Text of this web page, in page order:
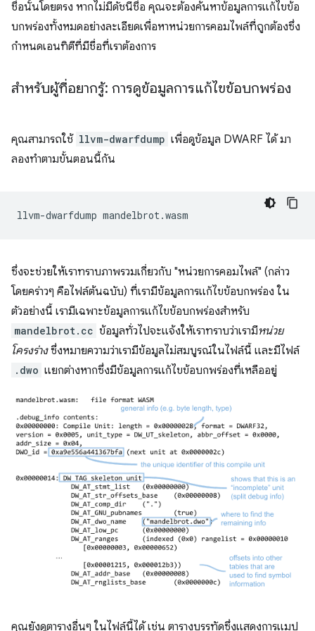
ชื่อนั้นโดยตรง หากไม่มีดัชนีชื่อ คุณจะต้องค้นหาข้อมูลการแก้ไขข้อ
บกพร่องทั้งหมดอย่างละเอียดเพื่อหาหน่วยการคอมไพล์ที่ถูกต้องซึ่ง
กำหนดเอนทิตีที่มีชื่อที่เราต้องการ
สําหรับผู้ที่อยากรู้: การดูข้อมูลการแก้ไขข้อบกพร่อง
คุณสามารถใช้ llvm-dwarfdump เพื่อดูข้อมูล DWARF ได้ มา
ลองทำตามขั้นตอนนี้กัน
llvm-dwarfdump
ซึ่งจะช่วยให้เราทราบภาพรวมเกี่ยวกับ "หน่วยการคอมไพล์" (กล่าว
โดยคร่าวๆ คือไฟล์ต้นฉบับ) ที่เรามีข้อมูลการแก้ไขข้อบกพร่อง ใน
ตัวอย่างนี้ เรามีเฉพาะข้อมูลการแก้ไขข้อบกพร่องสําหรับ
mandelbrot.cc ข้อมูลทั่วไปจะแจ้งให้เราทราบว่าเรามีหน่วย
โครงร่างซึ่งหมายความว่าเรามีข้อมูลไม่สมบูรณ์ในไฟล์นี้ และมีไฟล์
.dwo แยกต่างหากซึ่งมีข้อมูลการแก้ไขข้อบกพร่องที่เหลืออยู่
คุณยังดูตารางอื่นๆ ในไฟล์นี้ได้ เช่น ตารางบรรทัดซึ่งแสดงการแมป